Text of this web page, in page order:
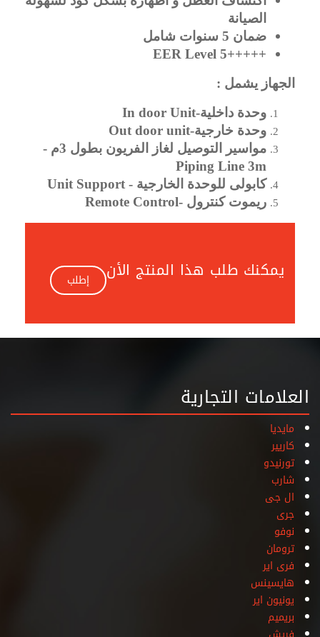
الصيانة
ضمان 5 سنوات شامل
+++++EER Level 5
الجهاز يشمل :
وحدة داخلية-In door Unit
وحدة خارجية-Out door unit
مواسير التوصيل لغاز الفريون بطول 3م -
Piping Line 3m
كابولى للوحدة الخارجية - Unit Support
ريموت كنترول -Remote Control
يمكنك طلب هذا المنتج الأن إطلب
العلامات التجارية
مايديا
كاريير
تورنيدو
شارب
ال جى
جرى
نوفو
ترومان
فرى اير
هايسينس
يونيون اير
بريميم